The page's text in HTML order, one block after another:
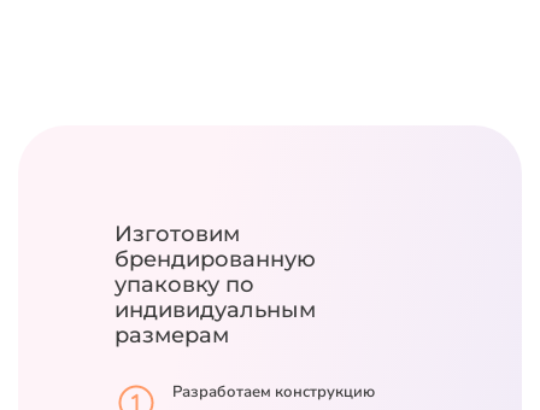
Изготовим
брендированную
упаковку по
индивидуальным
размерам
Разработаем конструкцию